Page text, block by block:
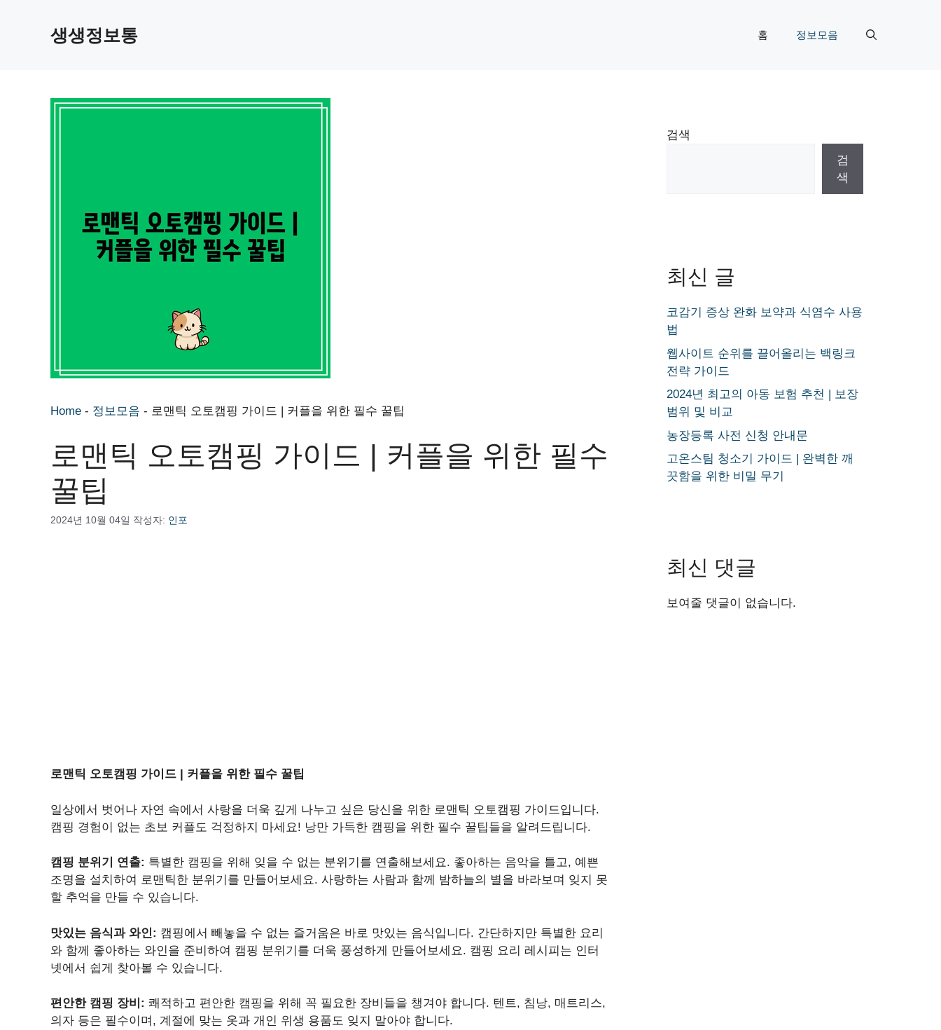
생생정보통 홈 정보모음
Home - 정보모음 - 로맨틱 오토캠핑 가이드 | 커플을 위한 필수 꿀팁
로맨틱 오토캠핑 가이드 | 커플을 위한 필수
꿀팁
2024년 10월 04일 작성자: 인포
로맨틱 오토캠핑 가이드 | 커플을 위한 필수 꿀팁
일상에서 벗어나 자연 속에서 사랑을 더욱 깊게 나누고 싶은 당신을 위한 로맨틱 오토캠핑 가이드입니다.
캠핑 경험이 없는 초보 커플도 걱정하지 마세요! 낭만 가득한 캠핑을 위한 필수 꿀팁들을 알려드립니다.
캠핑 분위기 연출: 특별한 캠핑을 위해 잊을 수 없는 분위기를 연출해보세요. 좋아하는 음악을 틀고, 예쁜
조명을 설치하여 로맨틱한 분위기를 만들어보세요. 사랑하는 사람과 함께 밤하늘의 별을 바라보며 잊지 못
할 추억을 만들 수 있습니다.
맛있는 음식과 와인: 캠핑에서 빼놓을 수 없는 즐거움은 바로 맛있는 음식입니다. 간단하지만 특별한 요리
와 함께 좋아하는 와인을 준비하여 캠핑 분위기를 더욱 풍성하게 만들어보세요. 캠핑 요리 레시피는 인터
넷에서 쉽게 찾아볼 수 있습니다.
편안한 캠핑 장비: 쾌적하고 편안한 캠핑을 위해 꼭 필요한 장비들을 챙겨야 합니다. 텐트, 침낭, 매트리스,
의자 등은 필수이며, 계절에 맞는 옷과 개인 위생 용품도 잊지 말아야 합니다.
검색
검
색
최신 글
코감기 증상 완화 보약과 식염수 사용
법
웹사이트 순위를 끌어올리는 백링크
전략 가이드
2024년 최고의 아동 보험 추천 | 보장
범위 및 비교
농장등록 사전 신청 안내문
고온스팀 청소기 가이드 | 완벽한 깨
끗함을 위한 비밀 무기
최신 댓글
보여줄 댓글이 없습니다.